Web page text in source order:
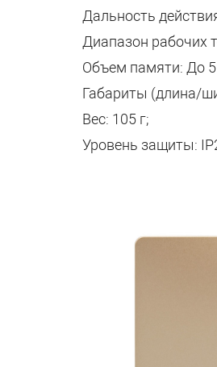
Дальность
Диапазон
Объем памяти: До
Габариты (длина/
Вес: 105 г;
Уровень защиты: